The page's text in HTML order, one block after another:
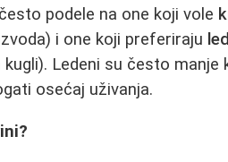
podele na one koji vole
i one koji preferiraju
Ledeni su često
osećaj uživanja.